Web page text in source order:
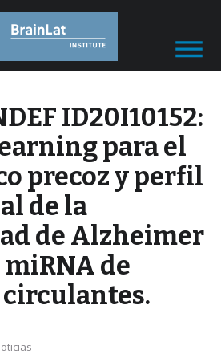
ID20I10152:
para el
precoz y perfil
de la
de Alzheimer
de
circulantes.